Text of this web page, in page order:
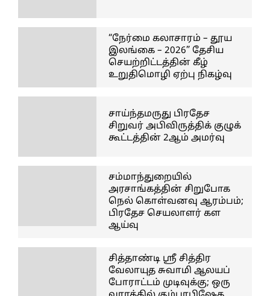
“நேர்மை கலாசாரம் – தூய
இலங்கை – 2026” தேசிய
செயற்றிட்டத்தின் கீழ்
உறுதிமொழி ஏற்பு நிகழ்வு
சாய்ந்தமருது பிரதேச
சிறுவர் அபிவிருத்திக் குழுக்
கூட்டத்தின் 2ஆம் அமர்வு
சம்மாந்துறையில்
அரசாங்கத்தின் சிறுபோக
நெல் கொள்வனவு ஆரம்பம்;
பிரதேச செயலாளர் கள
ஆய்வு
சித்தாண்டி ஸ்ரீ சித்திர
வேலாயுத சுவாமி ஆலயப்
போராட்டம் முடிவுக்கு; ஒரு